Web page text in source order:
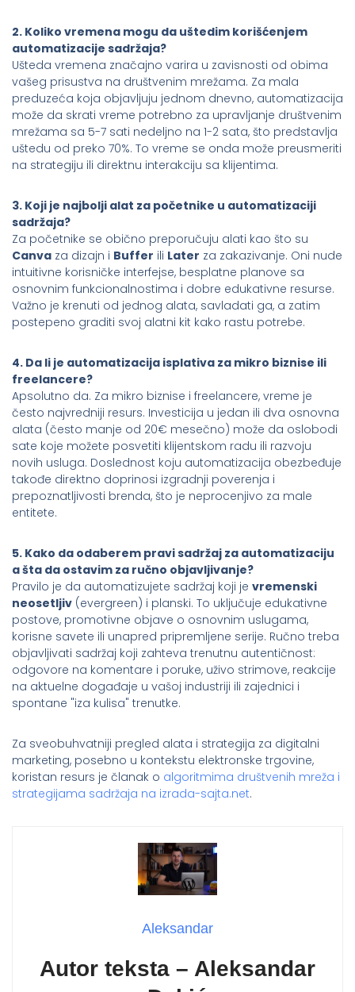
2. Koliko vremena mogu da uštedim korišćenjem
automatizacije sadržaja?
Ušteda vremena značajno varira u zavisnosti od obima
vašeg prisustva na društvenim mrežama. Za mala
preduzeća koja objavljuju jednom dnevno, automatizacija
može da skrati vreme potrebno za upravljanje društvenim
mrežama sa 5-7 sati nedeljno na 1-2 sata, što predstavlja
uštedu od preko 70%. To vreme se onda može preusmeriti
na strategiju ili direktnu interakciju sa klijentima.
3. Koji je najbolji alat za početnike u automatizaciji
sadržaja?
Za početnike se obično preporučuju alati kao što su
Canva za dizajn i Buffer ili Later za zakazivanje. Oni nude
intuitivne korisničke interfejse, besplatne planove sa
osnovnim funkcionalnostima i dobre edukativne resurse.
Važno je krenuti od jednog alata, savladati ga, a zatim
postepeno graditi svoj alatni kit kako rastu potrebe.
4. Da li je automatizacija isplativa za mikro biznise ili
freelancere?
Apsolutno da. Za mikro biznise i freelancere, vreme je
često najvredniji resurs. Investicija u jedan ili dva osnovna
alata (često manje od 20€ mesečno) može da oslobodi
sate koje možete posvetiti klijentskom radu ili razvoju
novih usluga. Doslednost koju automatizacija obezbeđuje
takođe direktno doprinosi izgradnji poverenja i
prepoznatljivosti brenda, što je neprocenjivo za male
entitete.
5. Kako da odaberem pravi sadržaj za automatizaciju
a šta da ostavim za ručno objavljivanje?
Pravilo je da automatizujete sadržaj koji je vremenski
neosetljiv (evergreen) i planski. To uključuje edukativne
postove, promotivne objave o osnovnim uslugama,
korisne savete ili unapred pripremljene serije. Ručno treba
objavljivati sadržaj koji zahteva trenutnu autentičnost:
odgovore na komentare i poruke, uživo strimove, reakcije
na aktuelne događaje u vašoj industriji ili zajednici i
spontane "iza kulisa" trenutke.
Za sveobuhvatniji pregled alata i strategija za digitalni
marketing, posebno u kontekstu elektronske trgovine,
koristan resurs je članak o algoritmima društvenih mreža i
strategijama sadržaja na izrada-sajta.net.
Aleksandar
Autor teksta – Aleksandar